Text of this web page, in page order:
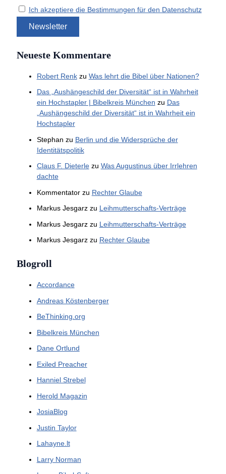
Ich akzeptiere die Bestimmungen für den Datenschutz
Neueste Kommentare
Robert Renkzu Was lehrt die Bibel über Nationen?
Das „Aushängeschild der Diversität“ ist in Wahrheit
ein Hochstapler | Bibelkreis München zu Das
„Aushängeschild der Diversität“ ist in Wahrheit ein
Hochstapler
Stephan zu Berlin und die Widersprüche der
Identitätspolitik
Claus F. Dieterlezu Was Augustinus über Irrlehren
dachte
Kommentatorzu Rechter Glaube
Markus Jesgarzzu Leihmutterschafts-Verträge
Markus Jesgarzzu Leihmutterschafts-Verträge
Markus Jesgarzzu Rechter Glaube
Blogroll
Accordance
Andreas Köstenberger
BeThinking.org
Bibelkreis München
Dane Ortlund
Exiled Preacher
Hanniel Strebel
Herold Magazin
JosiaBlog
Justin Taylor
Lahayne.lt
Larry Norman